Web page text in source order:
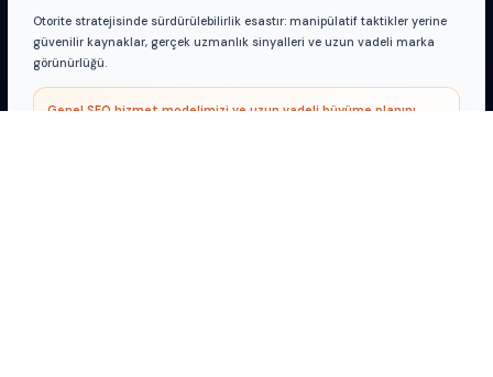
Otorite stratejisinde sürdürülebilirlik esastır: manipülatif taktikler yerine
güvenilir kaynaklar, gerçek uzmanlık sinyalleri ve uzun vadeli marka
görünürlüğü.
Genel SEO hizmet modelimizi ve uzun vadeli büyüme planını